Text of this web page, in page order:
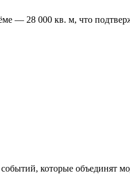
— 28 000 кв. м, что
которые объединят